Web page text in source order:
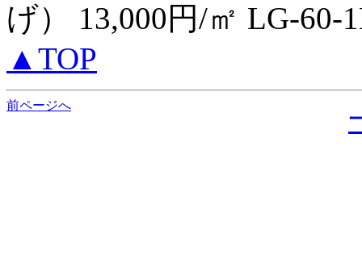
げ） 13,000円/㎡ LG-
▲TOP
前ページへ